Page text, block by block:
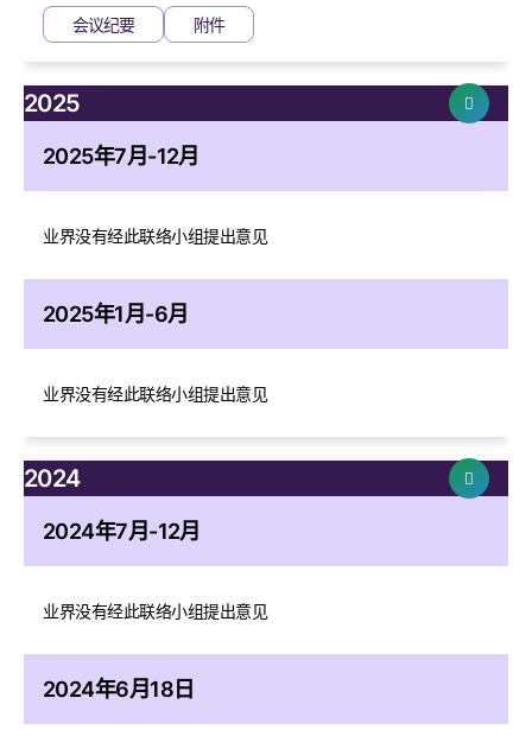
会议纪要 附件
2025
2025年7月-12月
业界没有经此联络小组提出意见
2025年1月-6月
业界没有经此联络小组提出意见
2024
2024年7月-12月
业界没有经此联络小组提出意见
2024年6月18日